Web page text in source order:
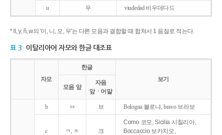
u 우 viudedad 비우데다드
* ll, y, ñ, w의 '이, 니, 오, 우'는 다른 모음과 결합할 때 합쳐서 1 음절로 적는다.
표 3 이탈리아어 자모와 한글 대조표
자모
한글
보기
모음 앞
자음
앞ㆍ어말
b ㅂ 브 Bologna 볼로냐, bravo 브라보
c ㅋ, ㅊ 크
Como 코모, Sicilia 시칠리아,
Boccaccio 보카치오,